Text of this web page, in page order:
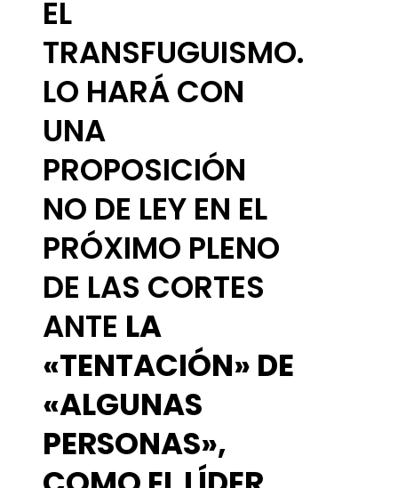
EL
TRANSFUGUISMO.
LO HARÁ CON
UNA
PROPOSICIÓN
NO DE LEY EN EL
PRÓXIMO PLENO
DE LAS CORTES
ANTE LA
«TENTACIÓN» DE
«ALGUNAS
PERSONAS»,